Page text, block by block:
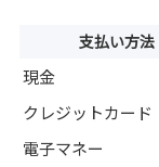
支払い方法
現金
クレジットカード
電子マネー